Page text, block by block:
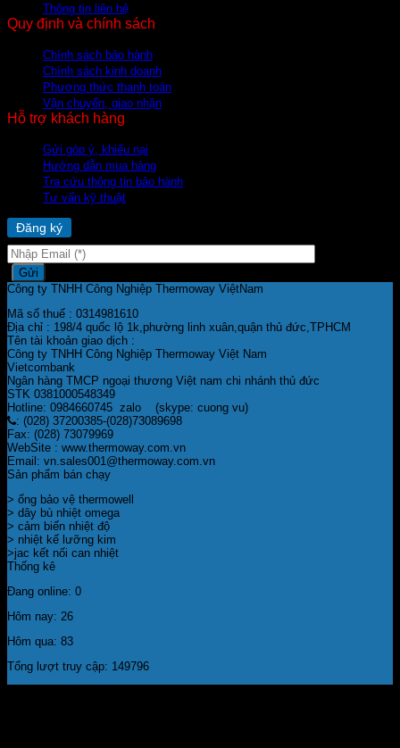
Thông tin liên hệ
Quy định và chính sách
Chính sách bảo hành
Chính sách kinh doanh
Phương thức thanh toán
Vận chuyển, giao nhận
Hỗ trợ khách hàng
Gửi góp ý, khiếu nại
Hướng dẫn mua hàng
Tra cứu thông tin bảo hành
Tư vấn kỹ thuật
Đăng ký
Công ty TNHH Công Nghiệp Thermoway ViệtNam
Mã số thuế : 0314981610
Địa chỉ : 198/4 quốc lộ 1k,phường linh xuân,quận thủ đức,TPHCM
Tên tài khoản giao dịch :
Công ty TNHH Công Nghiệp Thermoway Việt Nam
Vietcombank
Ngân hàng TMCP ngoại thương Việt nam chi nhánh thủ đức
STK 0381000548349
Hotline: 0984660745 zalo (skype: cuong vu)
: (028) 37200385-(028)73089698
Fax: (028) 73079969
WebSite : www.thermoway.com.vn
Email: vn.sales001@thermoway.com.vn
Sản phẩm bán chạy
> ống bảo vệ thermowell
> dây bù nhiệt omega
> cảm biến nhiệt độ
> nhiệt kế lưỡng kim
>jac kết nối can nhiệt
Thống kê
Đang online: 0
Hôm nay: 26
Hôm qua: 83
Tổng lượt truy cập: 149796